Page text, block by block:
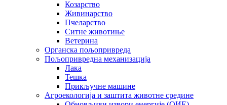
Козарство
Живинарство
Пчеларство
Ситне животиње
Ветерина
Органска пољопривреда
Пољопривредна механизација
Лака
Тешка
Прикључне машине
Агроекологија и заштита животне средине